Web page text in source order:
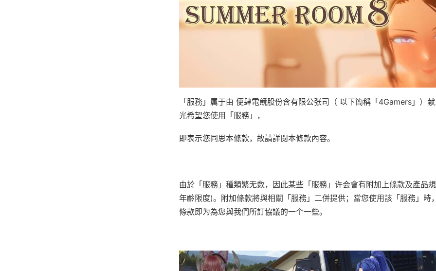
「服務」属于由 便肆電競股份含有限公张司（ 以下簡稱「4Gamers」）
光希望您使用「服務」，
即表示您同思本條款，故請詳閱本條款內容。
由於「服務」種類繁无数，因此某些「服務」许会會有附加上條款及產品
年齡限度)。附加條款將與相關「服務」二併提供；當您使用該「服務」時
條款即为為您與我們所訂協議的一个一些。